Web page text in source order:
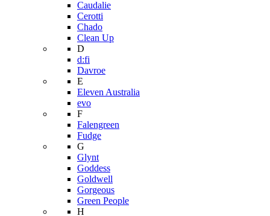
Caudalie
Cerotti
Chado
Clean Up
D
d:fi
Davroe
E
Eleven Australia
evo
F
Falengreen
Fudge
G
Glynt
Goddess
Goldwell
Gorgeous
Green People
H